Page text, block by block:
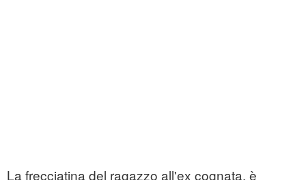
La frecciatina del ragazzo all'ex cognata, è